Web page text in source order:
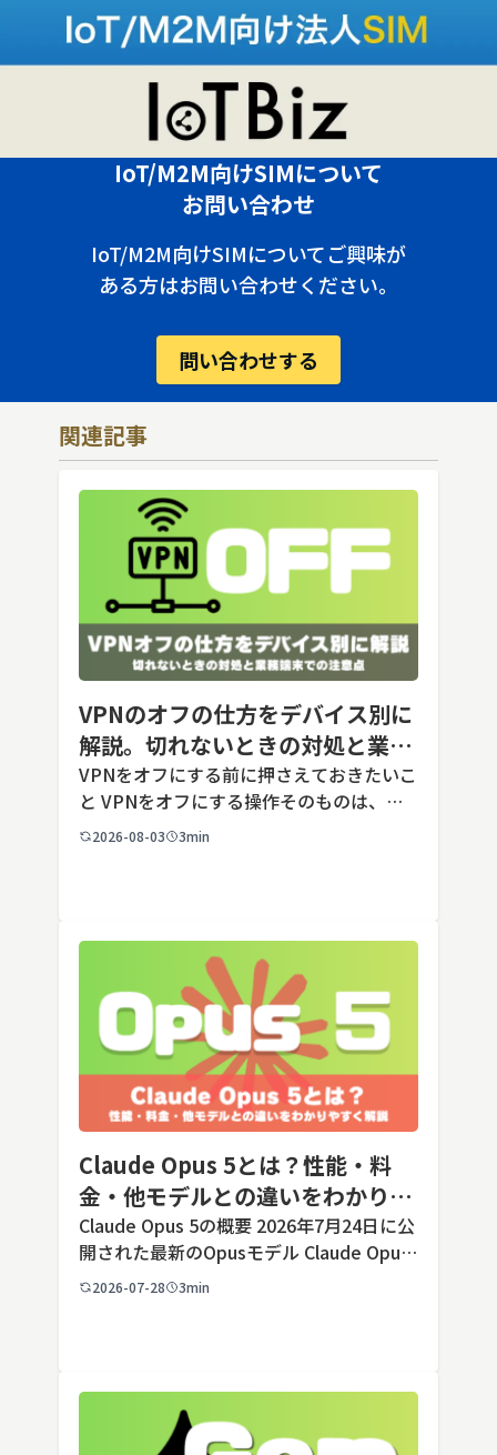
IoT/M2M向けSIMについて
お問い合わせ
IoT/M2M向けSIMについてご興味が
ある方はお問い合わせください。
問い合わせする
関連記事
VPNのオフの仕方をデバイス別に
解説。切れないときの対処と業務
端末での注意点
VPNをオフにする前に押さえておきたいこ
と VPNをオフにする操作そのものは、ど
の端末でも数タップから数クリックで完了
2026-08-03 3min
Claude Opus 5とは？性能・料
金・他モデルとの違いをわかりや
すく解説
Claude Opus 5の概要 2026年7月24日に公
開された最新のOpusモデル Claude Opus
5は、米国のAI企業Anthropic（アンソロピ
2026-07-28 3min